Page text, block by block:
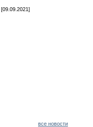
[09.09.2021]
все новости